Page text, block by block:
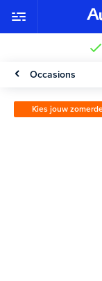
Occasions
Kies jouw